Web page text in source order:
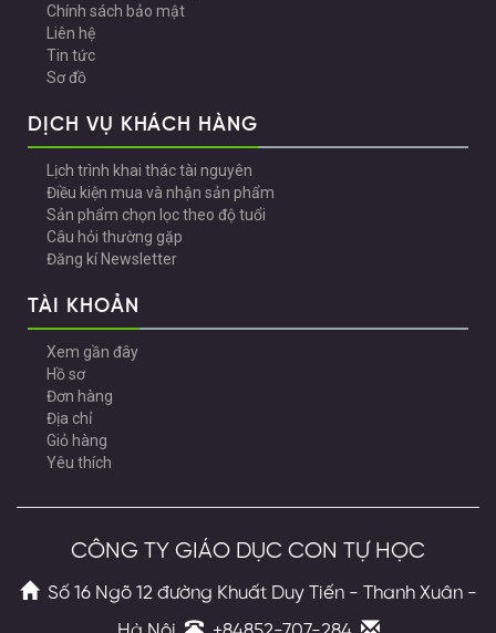
Chính sách bảo mật
Liên hệ
Tin tức
Sơ đồ
DỊCH VỤ KHÁCH HÀNG
Lịch trình khai thác tài nguyên
Điều kiện mua và nhận sản phẩm
Sản phẩm chọn lọc theo độ tuổi
Câu hỏi thường gặp
Đăng kí Newsletter
TÀI KHOẢN
Xem gần đây
Hồ sơ
Đơn hàng
Địa chỉ
Giỏ hàng
Yêu thích
CÔNG TY GIÁO DỤC CON TỰ HỌC
Số 16 Ngõ 12 đường Khuất Duy Tiến - Thanh Xuân -